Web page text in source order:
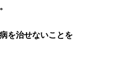
を治せないことを